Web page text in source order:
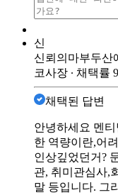
신
신뢰의마부두산
코사장 ∙ 채택률
채택된 답변
안녕하세요 멘
한 역량이란,어
인상깊었던거?
관, 취미관심사,
말 등입니다. 그